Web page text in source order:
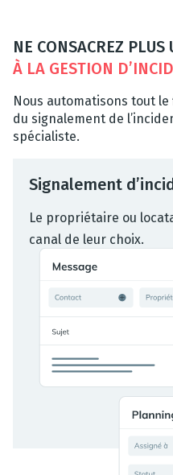
NE CONSACREZ PLUS
À LA GESTION
Nous automatisons tout
du signalement de
spécialiste.
Signalement
Le propriétaire ou
canal de leur choix.